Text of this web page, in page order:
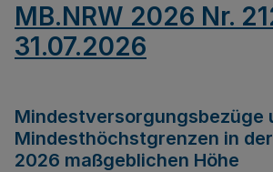
MB.NRW 2026 Nr.
31.07.2026
Mindestversorgungsbezüge
Mindesthöchstgrenzen in
2026 maßgeblichen Höhe